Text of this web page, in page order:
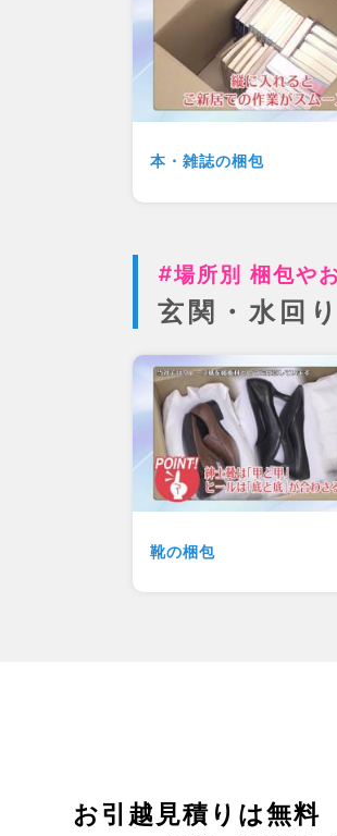
本・雑誌の梱包
場所別 梱包や
玄関・水回
靴の梱包
お引越見積りは無料